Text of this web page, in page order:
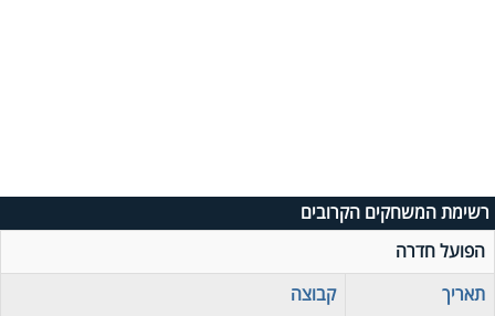
רשימת המשחקים הקרובים
הפועל חדרה
תאריך
קבוצה